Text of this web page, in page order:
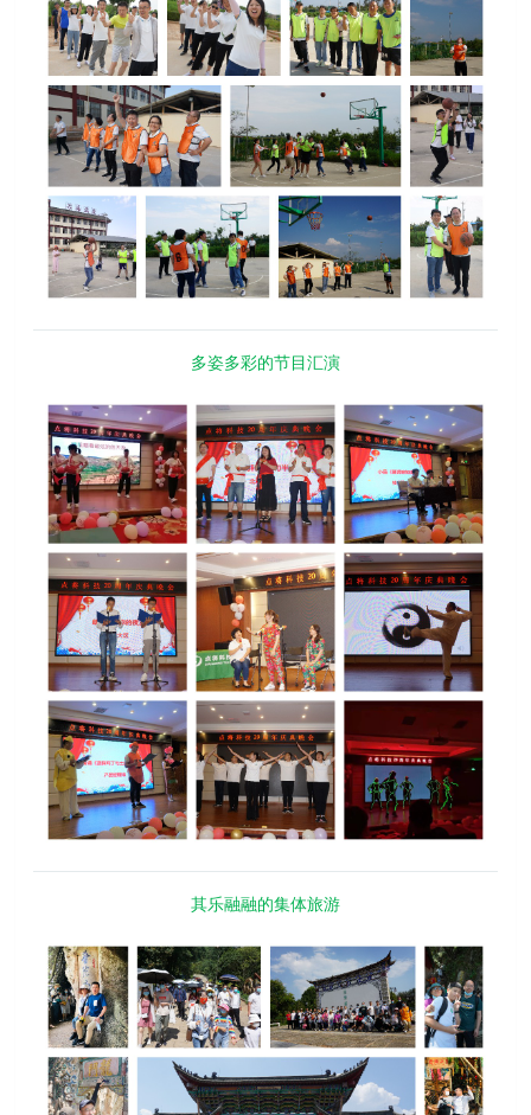
多姿多彩的节目汇演
其乐融融的集体旅游